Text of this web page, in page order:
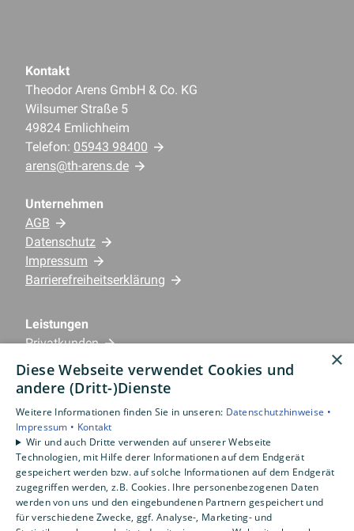
Kontakt
Theodor Arens GmbH & Co. KG
Wilsumer Straße 5
49824 Emlichheim
Telefon: 05943 98400
arens@th-arens.de
Unternehmen
AGB
Datenschutz
Impressum
Barrierefreiheitserklärung
Leistungen
Privatkunden
Gewerbekunden
Karriere
Unternehmen
Standorte
Emlichheim
×
Diese Webseite verwendet Cookies und
andere (Dritt-)Dienste
Weitere Informationen finden Sie in unseren: Datenschutzhinweise •
Impressum • Kontakt
Wir und auch Dritte verwenden auf unserer Webseite
Technologien, mit Hilfe derer Informationen auf dem Endgerät
gespeichert werden bzw. auf solche Informationen auf dem Endgerät
zugegriffen werden, z.B. Cookies. Ihre personenbezogenen Daten
werden von uns und den eingebundenen Partnern gespeichert und
für verschiedene Zwecke, ggf. Analyse-, Marketing- und